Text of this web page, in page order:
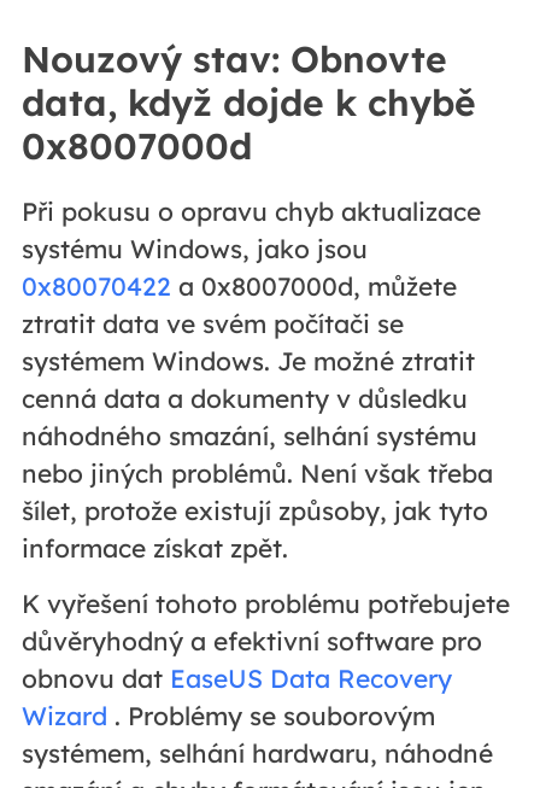
Nouzový stav: Obnovte
data, když dojde k chybě
0x8007000d
Při pokusu o opravu chyb aktualizace
systému Windows, jako jsou
0x80070422 a 0x8007000d, můžete
ztratit data ve svém počítači se
systémem Windows. Je možné ztratit
cenná data a dokumenty v důsledku
náhodného smazání, selhání systému
nebo jiných problémů. Není však třeba
šílet, protože existují způsoby, jak tyto
informace získat zpět.
K vyřešení tohoto problému potřebujete
důvěryhodný a efektivní software pro
obnovu dat EaseUS Data Recovery
Wizard . Problémy se souborovým
systémem, selhání hardwaru, náhodné